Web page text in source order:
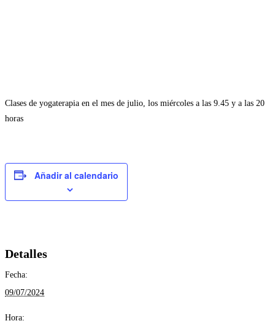
Clases de yogaterapia en el mes de julio, los miércoles a las 9.45 y a las 20
horas
Añadir al calendario
Detalles
Fecha:
09/07/2024
Hora: